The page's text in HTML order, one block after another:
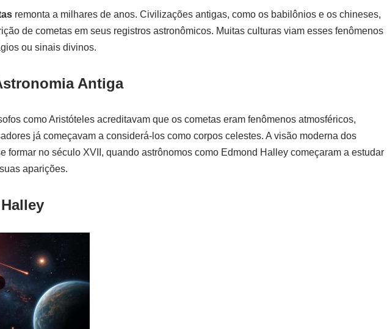
remonta a milhares de anos. Civilizações antigas, como os babilônios e os chineses,
de cometas em seus registros astronômicos. Muitas culturas viam esses fenômenos
ou sinais divinos.
Antiga
como Aristóteles acreditavam que os cometas eram fenômenos atmosféricos,
já começavam a considerá-los como corpos celestes. A visão moderna dos
formar no século XVII, quando astrônomos como Edmond Halley começaram a estudar
aparições.